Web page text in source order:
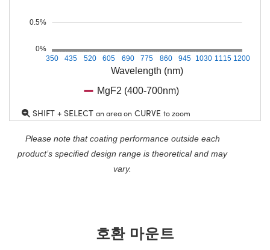
Wavelength (nm)
350 435 520 605 690 775 860 945 1030 1115 1200
0%
0.5%
MgF2 (400-700nm)
SHIFT + SELECT an area on CURVE to zoom
Please note that coating performance outside each
product’s specified design range is theoretical and may
vary.
호환 마운트